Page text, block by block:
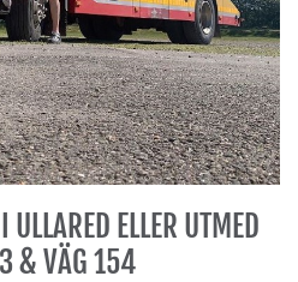
ULLARED ELLER UTMED
& VÄG 154